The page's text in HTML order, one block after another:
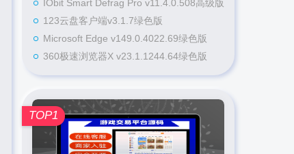
IObit Smart Defrag Pro v11.4.0.508高级版
123云盘客户端v3.1.7绿色版
Microsoft Edge v149.0.4022.69绿色版
360极速浏览器X v23.1.1244.64绿色版
TOP1